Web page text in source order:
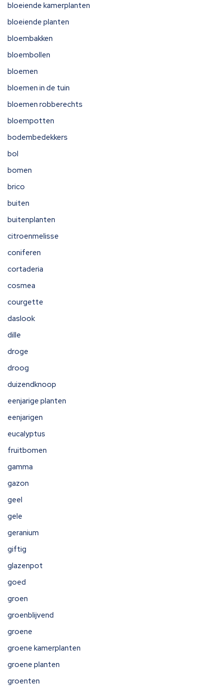
bloeiende kamerplanten
bloeiende planten
bloembakken
bloembollen
bloemen
bloemen in de tuin
bloemen robberechts
bloempotten
bodembedekkers
bol
bomen
brico
buiten
buitenplanten
citroenmelisse
coniferen
cortaderia
cosmea
courgette
daslook
dille
droge
droog
duizendknoop
eenjarige planten
eenjarigen
eucalyptus
fruitbomen
gamma
gazon
geel
gele
geranium
giftig
glazenpot
goed
groen
groenblijvend
groene
groene kamerplanten
groene planten
groenten